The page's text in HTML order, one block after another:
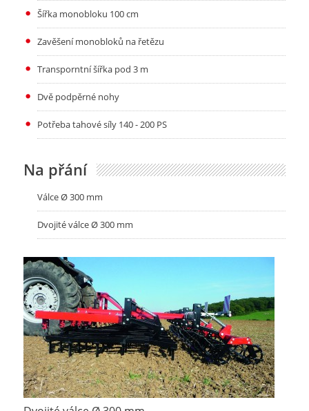
Šířka monobloku 100 cm
Zavěšení monobloků na řetězu
Transporntní šířka pod 3 m
Dvě podpěrné nohy
Potřeba tahové síly 140 - 200 PS
Na přání
Válce Ø 300 mm
Dvojité válce Ø 300 mm